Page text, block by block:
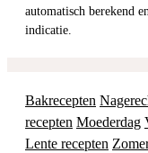
automatisch berekend
indicatie.
Bakrecepten
recepten Moederdag
Lente recepten